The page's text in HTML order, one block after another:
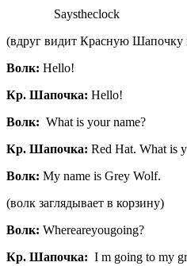
Saystheclock
(вдруг видит Красную Шапочку
Волк: Hello!
Кр. Шапочка: Hello!
Волк: What is your name?
Кр. Шапочка: Red Hat. What is
Волк: My name is Grey Wolf.
(волк заглядывает в корзину)
Волк: Whereareyougoing?
Кр. Шапочка: I m going to my